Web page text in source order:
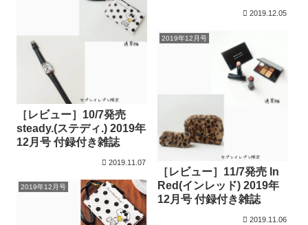
2019.12.05
［レビュー］10/7発売
steady.(ステディ.) 2019年
12月号 付録付き雑誌
2019.11.07
2019年12月号
［レビュー］11/7発売 In
Red(インレッド) 2019年
12月号 付録付き雑誌
2019.11.06
2019年12月号